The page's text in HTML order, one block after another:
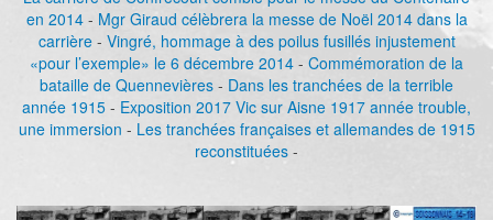
en 2014- Mgr Giraud célèbrera la messe de Noël 2014 dans la
carrière- Vingré, hommage à des poilus fusillés injustement
«pour l’exemple» le 6 décembre 2014 - Commémoration de la
bataille de Quennevières - Dans les tranchées de la terrible
année 1915 - Exposition 2017 Vic sur Aisne 1917 année trouble,
une immersion - Les tranchées françaises et allemandes de 1915
reconstituées -